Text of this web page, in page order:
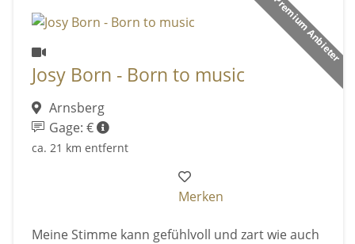
Premium Anbieter
Josy Born - Born to music
Arnsberg
Gage: €
ca. 21 km entfernt
Merken
Meine Stimme kann gefühlvoll und zart wie auch